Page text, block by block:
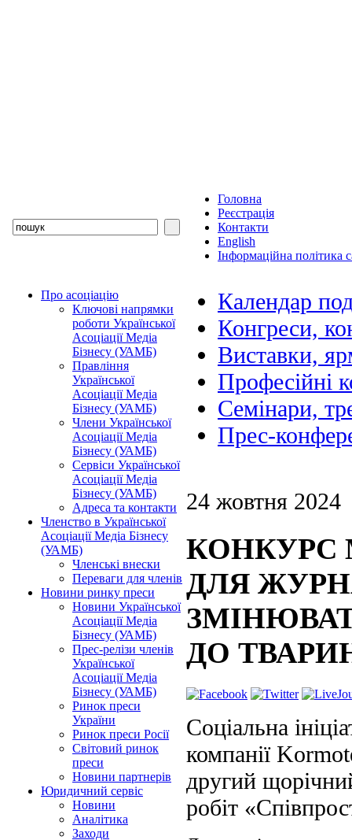
Головна
Реєстрація
Контакти
English
Інформаційна політика
Про асоціацію
Ключові напрямки
роботи Української
Асоціації Медіа
Бізнесу (УАМБ)
Правління
Української
Асоціації Медіа
Бізнесу (УАМБ)
Члени Української
Асоціації Медіа
Бізнесу (УАМБ)
Сервіси Української
Асоціації Медіа
Бізнесу (УАМБ)
Адреса та контакти
Членство в Української
Асоціації Медіа Бізнесу
(УАМБ)
Членські внески
Переваги для членів
Новини ринку преси
Новини Української
Асоціації Медіа
Бізнесу (УАМБ)
Прес-релізи членів
Української
Асоціації Медіа
Бізнесу (УАМБ)
Ринок преси
України
Ринок преси Росії
Світовий ринок
преси
Новини партнерів
Юридичний сервіс
Новини
Аналітика
Заходи
Календар
Конгреси,
Виставки,
Професійні
Семінари,
Прес-
24 жовтня 2024
КОНКУРС
ДЛЯ
ДО
Соціальна
компанії
другий
робіт